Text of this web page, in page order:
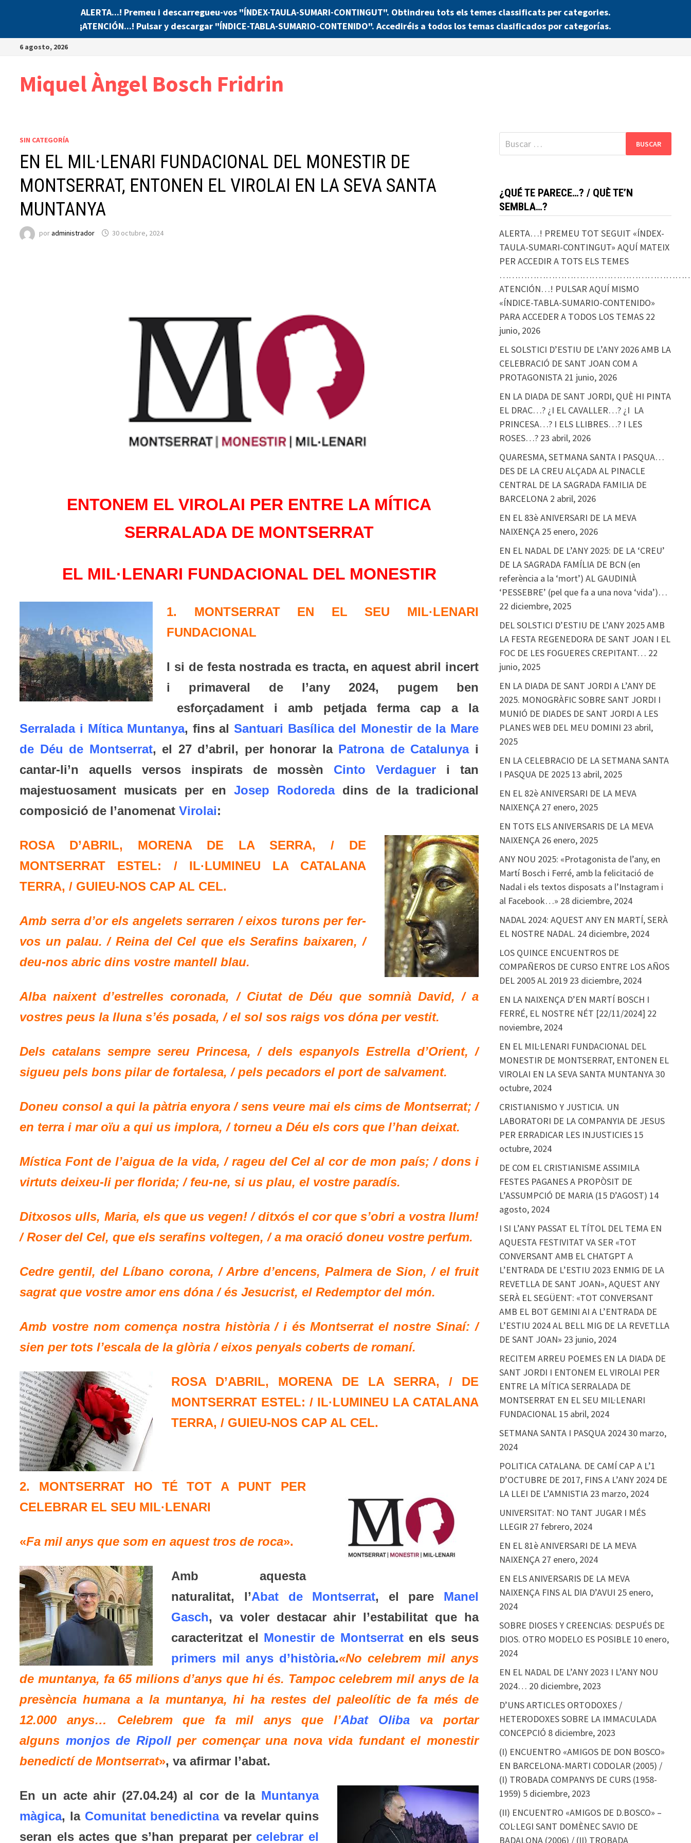
ALERTA...! Premeu i descarregueu-vos "ÍNDEX-TAULA-SUMARI-CONTINGUT". Obtindreu tots els temes classificats per categories.
¡ATENCIÓN...! Pulsar y descargar "ÍNDICE-TABLA-SUMARIO-CONTENIDO". Accediréis a todos los temas clasificados por categorías.
Saltar6 agosto, 2026
Miquel Àngel Bosch Fridrin
SIN CATEGORÍA
EN EL MIL·LENARI FUNDACIONAL DEL MONESTIR DE
MONTSERRAT, ENTONEN EL VIROLAI EN LA SEVA SANTA
MUNTANYA
poradministrador 30 octubre, 2024
ENTONEM EL VIROLAI PER ENTRE LA MÍTICA
SERRALADA DE MONTSERRAT
EL MIL·LENARI FUNDACIONAL DEL MONESTIR
1. MONTSERRAT EN EL SEU MIL·LENARI
FUNDACIONAL
I si de festa nostrada es tracta, en aquest abril incert
i primaveral de l’any 2024, pugem ben
esforçadament i amb petjada ferma cap a la
Serralada i Mítica Muntanya, fins alSantuari Basílica del Monestir de la Mare
de Déu de Montserrat, el 27 d’abril, per honorar la Patrona de Catalunyai
cantar-li’n aquells versos inspirats de mossèn Cinto Verdaguer i tan
majestuosament musicats per en Josep Rodoredadins de la tradicional
composició de l’anomenatVirolai:
ROSA D’ABRIL, MORENA DE LA SERRA, / DE
MONTSERRAT ESTEL: / IL·LUMINEU LA CATALANA
TERRA, / GUIEU-NOS CAP AL CEL.
Amb serra d’or els angelets serraren / eixos turons per fer-
vos un palau. / Reina del Cel que els Serafins baixaren, /
deu-nos abric dins vostre mantell blau.
Alba naixent d’estrelles coronada, / Ciutat de Déu que somnià David, / a
vostres peus la lluna s’és posada, / el sol sos raigs vos dóna per vestit.
Dels catalans sempre sereu Princesa, / dels espanyols Estrella d’Orient, /
sigueu pels bons pilar de fortalesa, / pels pecadors el port de salvament.
Doneu consol a qui la pàtria enyora / sens veure mai els cims de Montserrat; /
en terra i mar oïu a qui us implora, / torneu a Déu els cors que l’han deixat.
Mística Font de l’aigua de la vida, / rageu del Cel al cor de mon país; / dons i
virtuts deixeu-li per florida; / feu-ne, si us plau, el vostre paradís.
Ditxosos ulls, Maria, els que us vegen! / ditxós el cor que s’obri a vostra llum!
/ Roser del Cel, que els serafins voltegen, / a ma oració doneu vostre perfum.
Cedre gentil, del Líbano corona, / Arbre d’encens, Palmera de Sion, / el fruit
sagrat que vostre amor ens dóna / és Jesucrist, el Redemptor del món.
Amb vostre nom comença nostra història / i és Montserrat el nostre Sinaí: /
sien per tots l’escala de la glòria / eixos penyals coberts de romaní.
ROSA D’ABRIL, MORENA DE LA SERRA, / DE
MONTSERRAT ESTEL: / IL·LUMINEU LA CATALANA
TERRA, / GUIEU-NOS CAP AL CEL.
2. MONTSERRAT HO TÉ TOT A PUNT PER
CELEBRAR EL SEU MIL·LENARI
«Fa mil anys que som en aquest tros de roca».
Amb aquesta
naturalitat, l’Abat de Montserrat, el pare Manel
Gasch, va voler destacar ahir l’estabilitat que ha
caracteritzat el Monestir de Montserraten els seus
primers mil anys d’història.«No celebrem mil anys
de muntanya, fa 65 milions d’anys que hi és. Tampoc celebrem mil anys de la
presència humana a la muntanya, hi ha restes del paleolític de fa més de
12.000 anys… Celebrem que fa mil anys que l’Abat Oliba
va portar
alguns monjos de Ripollper començar una nova vida fundant el monestir
benedictí de Montserrat», va afirmar l’abat.
En un acte ahir (27.04.24) al cor de la Muntanya
màgica, la Comunitat benedictinava revelar quins
seran els actes que s’han preparat per celebrar el
Buscar:
¿QUÉ TE PARECE…? / QUÈ TE’N
SEMBLA…?
ALERTA…! PREMEU TOT SEGUIT «ÍNDEX-
TAULA-SUMARI-CONTINGUT» AQUÍ MATEIX
PER ACCEDIR A TOTS ELS TEMES
ATENCIÓN…! PULSAR AQUÍ MISMO
«ÍNDICE-TABLA-SUMARIO-CONTENIDO»
PARA ACCEDER A TODOS LOS TEMAS 22
junio, 2026
EL SOLSTICI D’ESTIU DE L’ANY 2026 AMB LA
CELEBRACIÓ DE SANT JOAN COM A
PROTAGONISTA 21 junio, 2026
EN LA DIADA DE SANT JORDI, QUÈ HI PINTA
EL DRAC…? ¿I EL CAVALLER…? ¿I LA
PRINCESA…? I ELS LLIBRES…? I LES
ROSES…? 23 abril, 2026
QUARESMA, SETMANA SANTA I PASQUA…
DES DE LA CREU ALÇADA AL PINACLE
CENTRAL DE LA SAGRADA FAMILIA DE
BARCELONA 2 abril, 2026
EN EL 83è ANIVERSARI DE LA MEVA
NAIXENÇA 25 enero, 2026
EN EL NADAL DE L’ANY 2025: DE LA ‘CREU’
DE LA SAGRADA FAMÍLIA DE BCN (en
referència a la ‘mort’) AL GAUDINIÀ
‘PESSEBRE’ (pel que fa a una nova ‘vida’)…
22 diciembre, 2025
DEL SOLSTICI D’ESTIU DE L’ANY 2025 AMB
LA FESTA REGENEDORA DE SANT JOAN I EL
FOC DE LES FOGUERES CREPITANT… 22
junio, 2025
EN LA DIADA DE SANT JORDI A L’ANY DE
2025. MONOGRÀFIC SOBRE SANT JORDI I
MUNIÓ DE DIADES DE SANT JORDI A LES
PLANES WEB DEL MEU DOMINI 23 abril,
2025
EN LA CELEBRACIO DE LA SETMANA SANTA
I PASQUA DE 2025 13 abril, 2025
EN EL 82è ANIVERSARI DE LA MEVA
NAIXENÇA 27 enero, 2025
EN TOTS ELS ANIVERSARIS DE LA MEVA
NAIXENÇA 26 enero, 2025
ANY NOU 2025: «Protagonista de l’any, en
Martí Bosch i Ferré, amb la felicitació de
Nadal i els textos disposats a l’Instagram i
al Facebook…» 28 diciembre, 2024
NADAL 2024: AQUEST ANY EN MARTÍ, SERÀ
EL NOSTRE NADAL. 24 diciembre, 2024
LOS QUINCE ENCUENTROS DE
COMPAÑEROS DE CURSO ENTRE LOS AÑOS
DEL 2005 AL 2019 23 diciembre, 2024
EN LA NAIXENÇA D’EN MARTÍ BOSCH I
FERRÉ, EL NOSTRE NÉT [22/11/2024] 22
noviembre, 2024
EN EL MIL·LENARI FUNDACIONAL DEL
MONESTIR DE MONTSERRAT, ENTONEN EL
VIROLAI EN LA SEVA SANTA MUNTANYA30
octubre, 2024
CRISTIANISMO Y JUSTICIA. UN
LABORATORI DE LA COMPANYIA DE JESUS
PER ERRADICAR LES INJUSTICIES 15
octubre, 2024
DE COM EL CRISTIANISME ASSIMILA
FESTES PAGANES A PROPÒSIT DE
L’ASSUMPCIÓ DE MARIA (15 D’AGOST) 14
agosto, 2024
I SI L’ANY PASSAT EL TÍTOL DEL TEMA EN
AQUESTA FESTIVITAT VA SER «TOT
CONVERSANT AMB EL CHATGPT A
L’ENTRADA DE L’ESTIU 2023 ENMIG DE LA
REVETLLA DE SANT JOAN», AQUEST ANY
SERÀ EL SEGÜENT: «TOT CONVERSANT
AMB EL BOT GEMINI AI A L’ENTRADA DE
L’ESTIU 2024 AL BELL MIG DE LA REVETLLA
DE SANT JOAN» 23 junio, 2024
RECITEM ARREU POEMES EN LA DIADA DE
SANT JORDI I ENTONEM EL VIROLAI PER
ENTRE LA MÍTICA SERRALADA DE
MONTSERRAT EN EL SEU MIL·LENARI
FUNDACIONAL 15 abril, 2024
SETMANA SANTA I PASQUA 202430 marzo,
2024
POLITICA CATALANA. DE CAMÍ CAP A L’1
D’OCTUBRE DE 2017, FINS A L’ANY 2024 DE
LA LLEI DE L’AMNISTIA 23 marzo, 2024
UNIVERSITAT: NO TANT JUGAR I MÉS
LLEGIR 27 febrero, 2024
EN EL 81è ANIVERSARI DE LA MEVA
NAIXENÇA 27 enero, 2024
EN ELS ANIVERSARIS DE LA MEVA
NAIXENÇA FINS AL DIA D’AVUI 25 enero,
2024
SOBRE DIOSES Y CREENCIAS: DESPUÉS DE
DIOS. OTRO MODELO ES POSIBLE 10 enero,
2024
EN EL NADAL DE L’ANY 2023 I L’ANY NOU
2024… 20 diciembre, 2023
D’UNS ARTICLES ORTODOXES /
HETERODOXES SOBRE LA IMMACULADA
CONCEPCIÓ 8 diciembre, 2023
(I) ENCUENTRO «AMIGOS DE DON BOSCO»
EN BARCELONA-MARTI CODOLAR (2005) /
(I) TROBADA COMPANYS DE CURS (1958-
1959) 5 diciembre, 2023
(II) ENCUENTRO «AMIGOS DE D.BOSCO» –
COL·LEGI SANT DOMÈNEC SAVIO DE
BADALONA (2006) / (II) TROBADA